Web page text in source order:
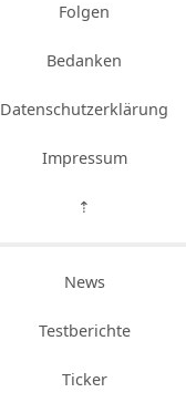
Folgen
Bedanken
Datenschutzerklärung
Impressum
⇡
News
Testberichte
Ticker